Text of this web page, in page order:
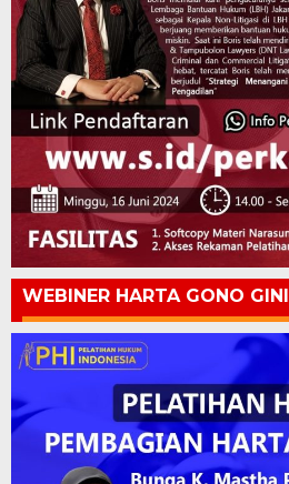
WEBINER HARTA GONO GINI